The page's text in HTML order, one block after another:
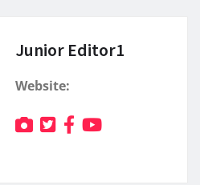
Junior Editor1
Website: